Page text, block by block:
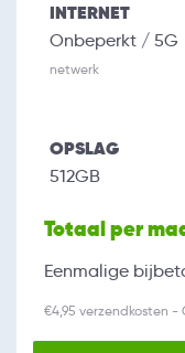
INTERNET
Onbeperkt / 5G
netwerk
OPSLAG
512GB
Totaal per
Eenmalige
€4,95 verzendkosten -